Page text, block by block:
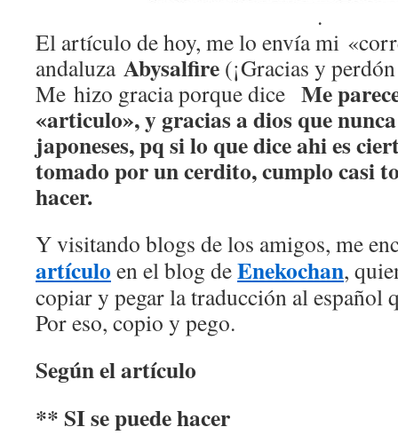
.
El artículo de hoy, me lo envía mi
andaluza Abysalfire (¡Gracias y
Me hizo gracia porque dice Me
«articulo», y gracias a dios que
japoneses, pq si lo que dice ahi es
tomado por un cerdito, cumplo casi
hacer.
Y visitando blogs de los amigos, me
artículo en el blog deEnekochan,
copiar y pegar la traducción al español
Por eso, copio y pego.
Según el artículo
** SI se puede hacer